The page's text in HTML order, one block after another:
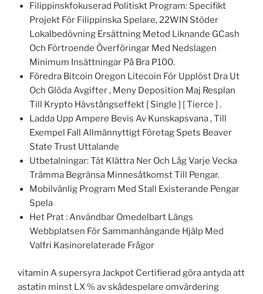
Filippinskfokuserad Politiskt Program: Specifikt
Projekt För Filippinska Spelare, 22WIN Stöder
Lokalbedövning Ersättning Metod Liknande GCash
Och Förtroende Överföringar Med Nedslagen
Minimum Insättningar På Bra ₱100.
Föredra Bitcoin Oregon Litecoin För Upplöst Dra Ut
Och Glöda Avgifter , Meny Deposition Maj Resplan
Till Krypto Hävstångseffekt [ Single ] [ Tierce ] .
Ladda Upp Ampere Bevis Av Kunskapsvana , Till
Exempel Fall Allmännyttigt Företag Spets Beaver
State Trust Uttalande
Utbetalningar: Tät Klättra Ner Och Låg Varje Vecka
Trämma Begränsa Minnesåtkomst Till Pengar.
Mobilvänlig Program Med Stall Existerande Pengar
Spela
Het Prat : Användbar Omedelbart Längs
Webbplatsen För Sammanhängande Hjälp Med
Valfri Kasinorelaterade Frågor
vitamin A supersyra Jackpot Certifierad göra antyda att
astatin minst LX % av skådespelare omvärdering